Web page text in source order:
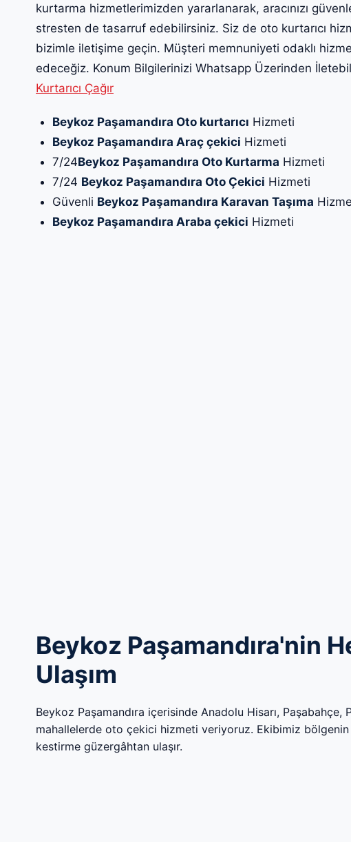
kurtarma hizmetlerimizden yararlanarak, aracınızı
stresten de tasarruf edebilirsiniz. Siz de oto kurtarıcı
bizimle iletişime geçin. Müşteri memnuniyeti odaklı
edeceğiz. Konum Bilgilerinizi Whatsapp Üzerinden
Kurtarıcı Çağır
Beykoz Paşamandıra Oto kurtarıcı Hizmeti
Beykoz Paşamandıra Araç çekici Hizmeti
7/24Beykoz Paşamandıra Oto Kurtarma Hizmeti
7/24 Beykoz Paşamandıra Oto Çekici Hizmeti
Güvenli Beykoz Paşamandıra Karavan Taşıma
Beykoz Paşamandıra Araba çekici Hizmeti
Beykoz Paşamandıra'nin
Ulaşım
Beykoz Paşamandıra içerisinde Anadolu Hisarı,
mahallelerde oto çekici hizmeti veriyoruz. Ekibimiz
kestirme güzergâhtan ulaşır.